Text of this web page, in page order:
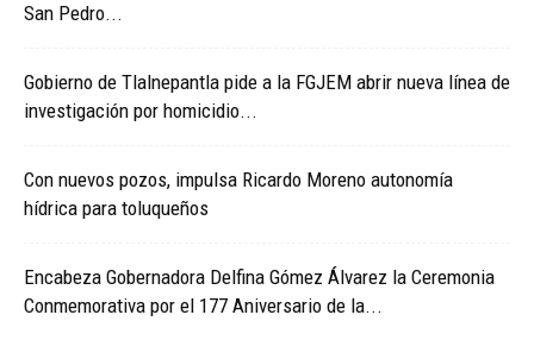
San Pedro...
Gobierno de Tlalnepantla pide a la FGJEM abrir nueva línea de
investigación por homicidio...
Con nuevos pozos, impulsa Ricardo Moreno autonomía
hídrica para toluqueños
Encabeza Gobernadora Delfina Gómez Álvarez la Ceremonia
Conmemorativa por el 177 Aniversario de la...